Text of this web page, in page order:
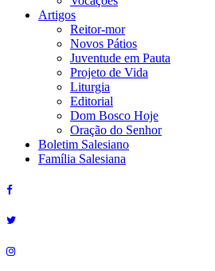
Artigos
Reitor-mor
Novos Pátios
Juventude em Pauta
Projeto de Vida
Liturgia
Editorial
Dom Bosco Hoje
Oração do Senhor
Boletim Salesiano
Família Salesiana